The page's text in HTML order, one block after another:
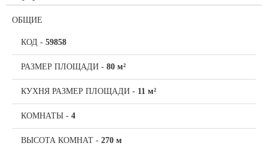
ОБЩИЕ
КОД - 59858
РАЗМЕР ПЛОЩАДИ - 80 м²
КУХНЯ РАЗМЕР ПЛОЩАДИ - 11 м²
КОМНАТЫ - 4
ВЫСОТА КОМНАТ - 270 м